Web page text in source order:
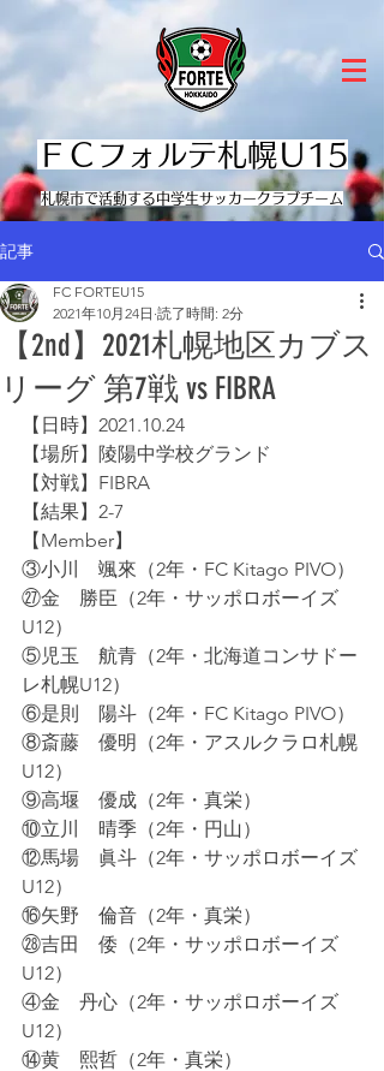
ＦＣフォルテ札幌Ｕ15
​札幌市で活動する中学生サッカークラブチーム
記事
【2nd】2021札幌地区カブス
リーグ 第7戦 vs FIBRA
FC FORTEU15
2021年10月24日 読了時間: 2分
【日時】2021.10.24
【場所】陵陽中学校グランド
【対戦】FIBRA
【結果】2-7
【Member】
③小川　颯來（2年・FC Kitago PIVO）
㉗金　勝臣（2年・サッポロボーイズ
U12）
⑤児玉　航青（2年・北海道コンサドー
レ札幌U12）
⑥是則　陽斗（2年・FC Kitago PIVO）
⑧斎藤　優明（2年・アスルクラロ札幌
U12）
⑨高堰　優成（2年・真栄）
⑩立川　晴季（2年・円山）
⑫馬場　眞斗（2年・サッポロボーイズ
U12）
⑯矢野　倫音（2年・真栄）
㉘吉田　倭（2年・サッポロボーイズ
U12）
④金　丹心（2年・サッポロボーイズ
U12）
⑭黄　熙哲（2年・真栄）